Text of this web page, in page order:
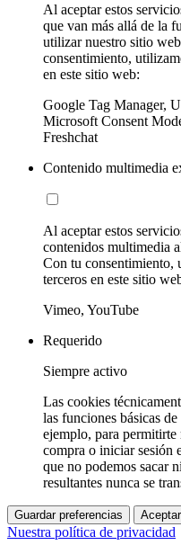
Al aceptar estos
que van más allá de la
utilizar nuestro sitio
consentimiento,
en este sitio web:
Google Tag Manager,
Microsoft Consent
Freshchat
Contenido multimedia
Al aceptar estos
contenidos multimedia
Con tu consentimiento,
terceros en este sitio
Vimeo, YouTube
Requerido
Siempre activo
Las cookies
las funciones básicas
ejemplo, para permitirte
compra o iniciar sesión
que no podemos sacar
resultantes nunca se
Guardar preferencias Aceptar
Nuestra política de privacidad